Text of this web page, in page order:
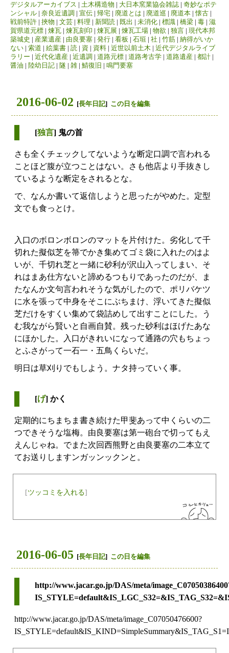
デジタルアーカイブス | 土木構造物 | 大日本窯業協会雑誌 | 奇妙なポテ
ンシャル | 奈良近遺調 | 宣伝 | 帰宅 | 廃道とは | 廃道巡 | 廃道本 |懐古 |
戦前特許 | 挾物 | 文芸 | 料理 | 新聞読 | 既出 | 未消化 | 標識 | 橋梁 | 毒 | 滋
賀県道元標 | 煉瓦 | 煉瓦刻印 | 煉瓦展 | 煉瓦工場 | 物欲 | 独言 | 現代本邦
築城史 | 産業遺産 | 由良要塞 | 発行 | 看板 | 石垣 | 社 | 竹筋 | 納得がいか
ない | 索道 | 絵葉書 | 読 | 資 | 資料 | 近世以前土木 | 近代デジタルライブ
ラリー | 近代化遺産 | 近遺調 | 道路元標 | 道路考古学 | 道路遺産 | 都計 |
醤油 | 陸幼日記 | 隧 | 雑 | 鯖復旧 | 鳴門要塞
2016-06-02 [長年日記] この日を編集
[独言] 鬼の首
さも全くチェックしてないような断定口調で言われる
ことほど腹が立つことはない。さも他店より手抜きし
ているような断定をされるとな。
で、なんか書いて返信しようと思ったがやめた。定型
文でも食っとけ。
入口のボロンボロンのマットを片付けた。劣化して千
切れた擬似芝を箒でかき集めてゴミ袋に入れたのはよ
いが、千切れ芝と一緒に砂利が沢山入ってしまい、そ
れはまあ仕方ないと諦めるつもりであったのだが、ま
たなんか文句言われそうな気がしたので、ポリバケツ
に水を張って中身をそこにぶちまけ、浮いてきた擬似
芝だけをすくい集めて袋詰めして出すことにした。う
む我ながら賢いと自画自賛。残った砂利はほげたあな
にほかした。入口がきれいになって通路の穴もちょっ
とふさがって一石一・五鳥くらいだ。
明日は草刈りでもしよう。ナタ持っていく事。
[げ] かく
定期的にちまちま書き続けた甲斐あって中くらいの二
つできそうな塩梅。由良要塞は第一砲台で切ってもえ
えんじゃね。でまた次回西熊野と由良要塞の二本立て
てお送りしますンガッンックンと。
[ツッコミを入れる]
2016-06-05 [長年日記] この日を編集
http://www.jacar.go.jp/DAS/meta/
http://www.jacar.go.jp/DAS/meta/image_C07050476600?